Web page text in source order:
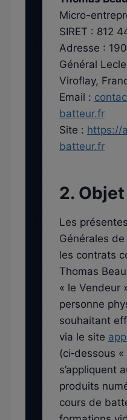
Micro-
SIRET : 812
Adresse :
Général
Viroflay,
Email :
batteur.fr
Site : https://
batteur.fr
2. Objet
Les
Générales
les contrats
Thomas
« le Vendeur
personne
souhaitant
via le site
(ci‑dessous
s’appliquent
produits
cours de